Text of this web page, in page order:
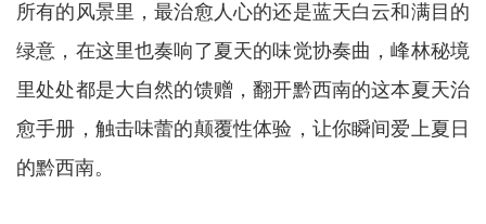
所有的风景里，最治愈人心的还是蓝天白云和满目的
绿意，在这里也奏响了夏天的味觉协奏曲，峰林秘境
里处处都是大自然的馈赠，翻开黔西南的这本夏天治
愈手册，触击味蕾的颠覆性体验，让你瞬间爱上夏日
的黔西南。